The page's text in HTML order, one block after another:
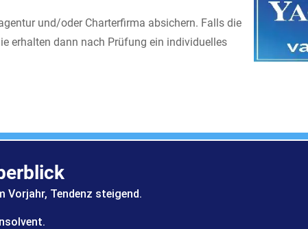
und/oder Charterfirma absichern. Falls die
erhalten dann nach Prüfung ein individuelles
Vorjahr, Tendenz steigend.